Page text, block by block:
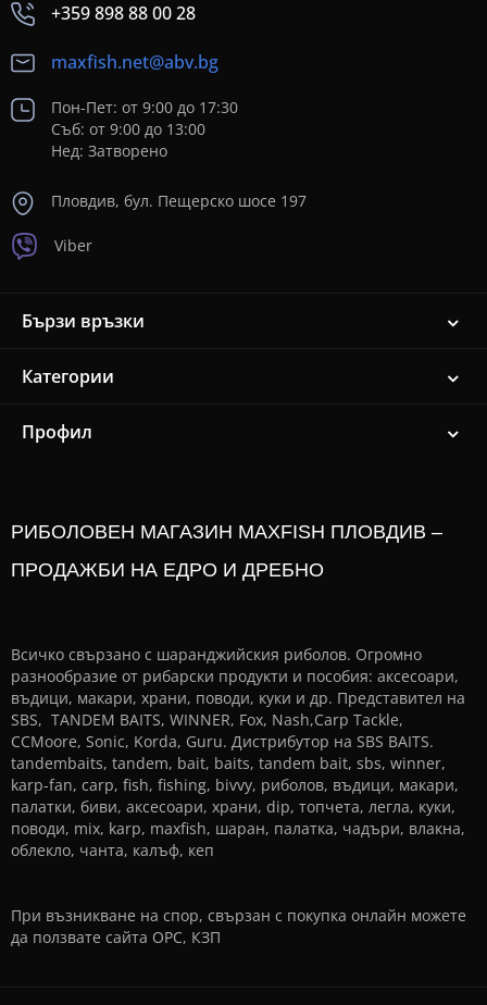
+359 898 88 00 28
maxfish.net@abv.bg
Пон-Пет: от 9:00 до 17:30
Съб: от 9:00 до 13:00
Нед: Затворено
Пловдив, бул. Пещерско шосе 197
Viber
Бързи връзки
Категории
Профил
РИБОЛОВЕН МАГАЗИН MAXFISH ПЛОВДИВ –
ПРОДАЖБИ НА ЕДРО И ДРЕБНО
Всичко свързано с шаранджийския риболов. Огромно
разнообразие от рибарски продукти и пособия: аксесоари,
въдици, макари, храни, поводи, куки и др. Представител на
SBS, TANDEM BAITS, WINNER, Fox, Nash,Carp Tackle,
CCMoore, Sonic, Korda, Guru. Дистрибутор на SBS BAITS.
tandembaits, tandem, bait, baits, tandem bait, sbs, winner,
karp-fan, carp, fish, fishing, bivvy, риболов, въдици, макари,
палатки, биви, аксесоари, храни, dip, топчета, легла, куки,
поводи, mix, karp, maxfish, шаран, палатка, чадъри, влакна,
облекло, чанта, калъф, кеп
При възникване на спор, свързан с покупка онлайн можете
да ползвате сайта ОРС, КЗП